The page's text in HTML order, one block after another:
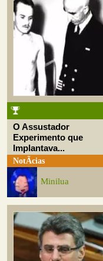
O Assustador
Experimento que
Implantava...
NotÃ­cias
Minilua